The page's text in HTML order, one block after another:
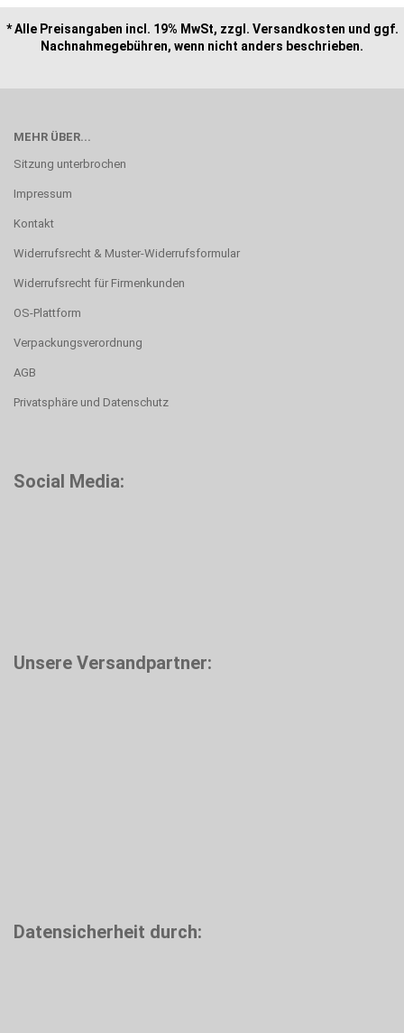
* Alle Preisangaben incl. 19% MwSt, zzgl. Versandkosten und ggf.
Nachnahmegebühren, wenn nicht anders beschrieben.
MEHR ÜBER...
Sitzung unterbrochen
Impressum
Kontakt
Widerrufsrecht & Muster-Widerrufsformular
Widerrufsrecht für Firmenkunden
OS-Plattform
Verpackungsverordnung
AGB
Privatsphäre und Datenschutz
Social Media:
Unsere Versandpartner:
Datensicherheit durch: